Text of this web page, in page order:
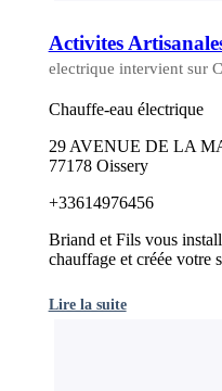
Activites
electrique intervient sur
Chauffe-eau électrique
29 AVENUE DE LA
77178 Oissery
+33614976456
Briand et Fils vous
chauffage et créée votre
Lire la suite